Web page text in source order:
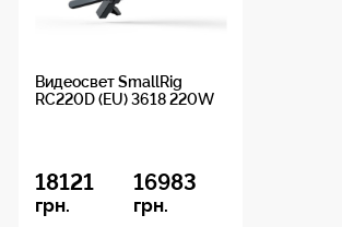
Чистота цвета
95
TLCI
97
Видеосвет SmallRig
RC220D (EU) 3618 220W
18121
грн.
16983
грн.